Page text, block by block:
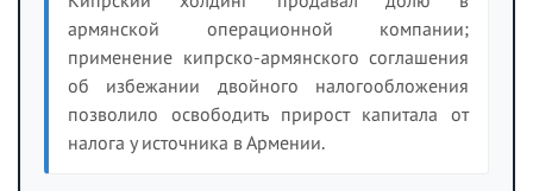
армянской операционной компании;
применение кипрско-армянского соглашения
об избежании двойного налогообложения
позволило освободить прирост капитала от
налога у источника в Армении.